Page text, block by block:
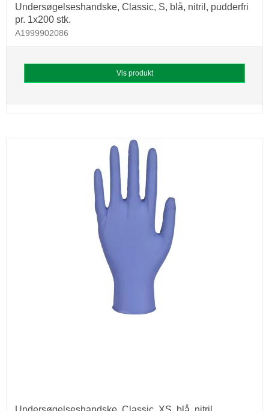
Undersøgelseshandske, Classic, S, blå, nitril, pudderfri
pr. 1x200 stk.
A1999902086
Vis produkt